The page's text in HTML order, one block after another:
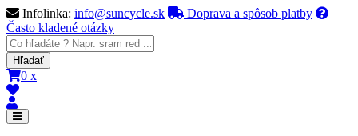
Infolinka: info@suncycle.sk
Doprava a spôsob platby
Často kladené otázky
0 x